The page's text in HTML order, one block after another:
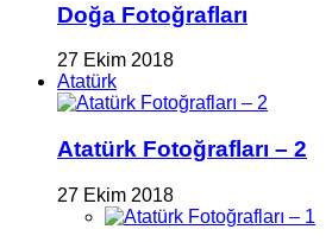
Doğa Fotoğrafları
27 Ekim 2018
Atatürk
Atatürk Fotoğrafları – 2
27 Ekim 2018